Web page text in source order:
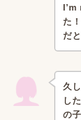
た！
だ
久
し
の子